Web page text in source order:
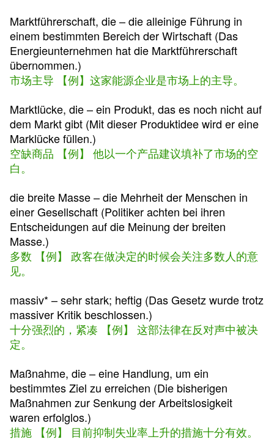
Marktführerschaft, die – die alleinige Führung in
einem bestimmten Bereich der Wirtschaft (Das
Energieunternehmen hat die Marktführerschaft
übernommen.)
市场主导 【例】这家能源企业是市场上的主导。
Marktlücke, die – ein Produkt, das es noch nicht auf
dem Markt gibt (Mit dieser Produktidee wird er eine
Marklücke füllen.)
空缺商品 【例】 他以一个产品建议填补了市场的空
白。
die breite Masse – die Mehrheit der Menschen in
einer Gesellschaft (Politiker achten bei ihren
Entscheidungen auf die Meinung der breiten
Masse.)
多数 【例】 政客在做决定的时候会关注多数人的意
见。
massiv* – sehr stark; heftig (Das Gesetz wurde trotz
massiver Kritik beschlossen.)
十分强烈的，紧凑 【例】 这部法律在反对声中被决
定。
Maßnahme, die – eine Handlung, um ein
bestimmtes Ziel zu erreichen (Die bisherigen
Maßnahmen zur Senkung der Arbeitslosigkeit
waren erfolglos.)
措施 【例】 目前抑制失业率上升的措施十分有效。